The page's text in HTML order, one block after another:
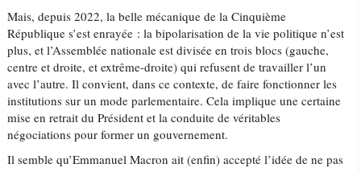
Mais, depuis 2022, la belle mécanique de la Cinquième
République s’est enrayée : la bipolarisation de la vie politique n’est
plus, et l’Assemblée nationale est divisée en trois blocs (gauche,
centre et droite, et extrême-droite) qui refusent de travailler l’un
avec l’autre. Il convient, dans ce contexte, de faire fonctionner les
institutions sur un mode parlementaire. Cela implique une certaine
mise en retrait du Président et la conduite de véritables
négociations pour former un gouvernement.
Il semble qu’Emmanuel Macron ait (enfin) accepté l’idée de ne pas